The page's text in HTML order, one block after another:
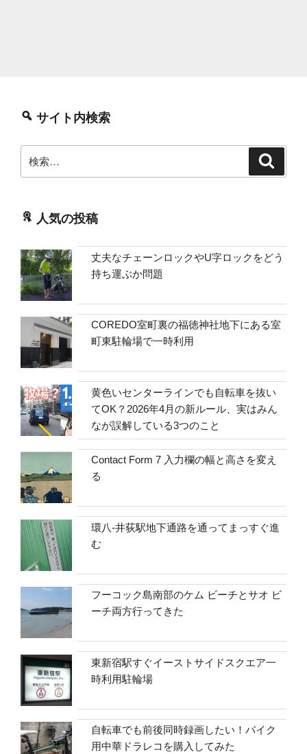
サイト内検索
索:
人気の投稿
丈夫なチェーンロックやU字ロックをどう
持ち運ぶか問題
COREDO室町裏の福徳神社地下にある室
町東駐輪場で一時利用
黄色いセンターラインでも自転車を抜い
てOK？2026年4月の新ルール、実はみん
なが誤解している3つのこと
Contact Form 7 入力欄の幅と高さを変え
る
環八-井荻駅地下通路を通ってまっすぐ進
む
フーコック島南部のケム ビーチとサオ ビ
ーチ両方行ってきた
東新宿駅すぐイーストサイドスクエア一
時利用駐輪場
自転車でも前後同時録画したい！バイク
用中華ドラレコを購入してみた